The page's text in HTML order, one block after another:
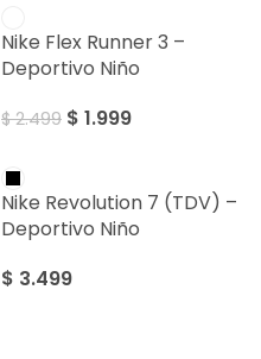
Nike Flex Runner 3 –
Deportivo Niño
$2.499 $ 1.999
Nike Revolution 7 (TDV) –
Deportivo Niño
$ 3.499